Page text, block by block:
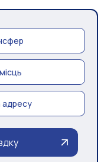
адресу